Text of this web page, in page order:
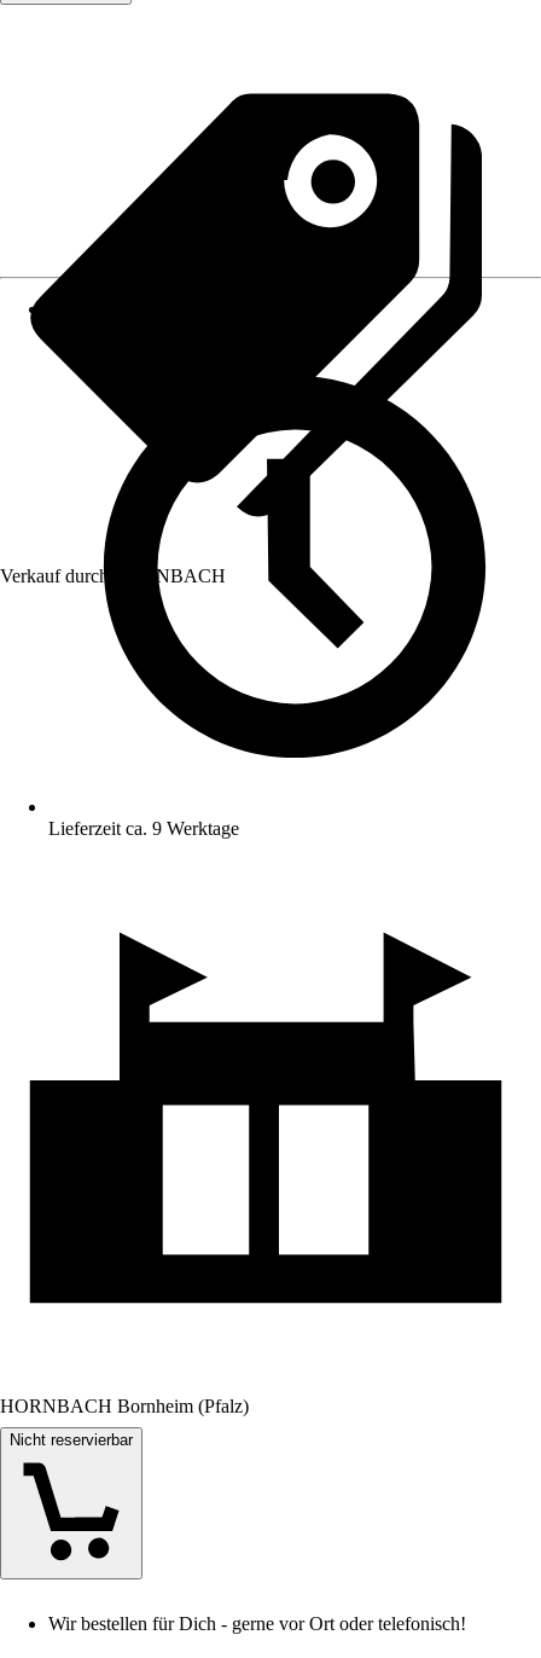
Verkauf durch: HORNBACH
Lieferzeit ca. 9 Werktage
HORNBACH Bornheim (Pfalz)
Nicht reservierbar
Wir bestellen für Dich - gerne vor Ort oder telefonisch!